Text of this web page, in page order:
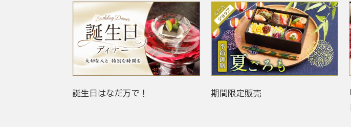
誕生日はなだ万で！ 期間限定販売